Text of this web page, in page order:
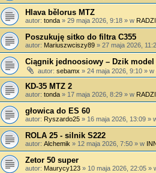
Hlava bělorus MTZ
autor: tonda » 29 maja 2026, 9:18 » w
Poszukuję sitko do filtra C355
autor: Mariuszwciszy89 » 27 maja 2026,
Ciągnik jednoosiowy – Dzik model
autor: sebamx » 24 maja 2026, 9:10 » w
KD-35 MTZ 2
autor: tonda » 17 maja 2026, 8:29 » w
głowica do ES 60
autor: Ryszardo25 » 16 maja 2026, 13:09 »
ROLA 25 - silnik S222
autor: Alchemik » 12 maja 2026, 7:50 » w
Zetor 50 super
autor: Maurycy123 » 10 maja 2026, 22:05 »